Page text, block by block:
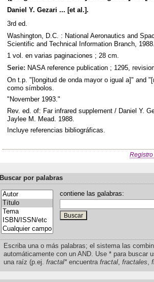
Daniel Y. Gezari ... [et al.].
3rd ed.
Washington, D.C. : National Aeronautics and
Scientific and Technical Information Branch, 1988.
1 vol. en varias paginaciones ; 28 cm.
Serie: NASA reference publication ; 1295,
On t.p. "[longitud de onda mayor o igual a]" and
como símbolos.
"November 1993."
Rev. ed. of: Far infrared supplement / Daniel Y.
Jaylee M. Mead. 1988.
Incluye referencias bibliográficas.
Buscar por palabras
contiene las palabras:
Escriba una o más palabras; el sistema las
automáticamente con un AND. Use * para buscar
una raíz (p.ej. fractal*encuentra fractal, fractales,